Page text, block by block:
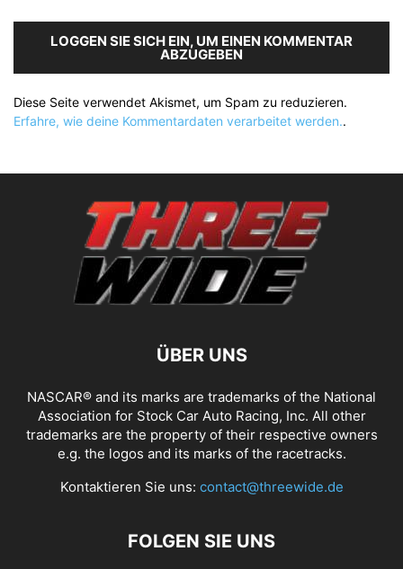
LOGGEN SIE SICH EIN, UM EINEN KOMMENTAR
ABZUGEBEN
Diese Seite verwendet Akismet, um Spam zu reduzieren.
Erfahre, wie deine Kommentardaten verarbeitet werden..
ÜBER UNS
NASCAR® and its marks are trademarks of the National
Association for Stock Car Auto Racing, Inc. All other
trademarks are the property of their respective owners
e.g. the logos and its marks of the racetracks.
Kontaktieren Sie uns: contact@threewide.de
FOLGEN SIE UNS